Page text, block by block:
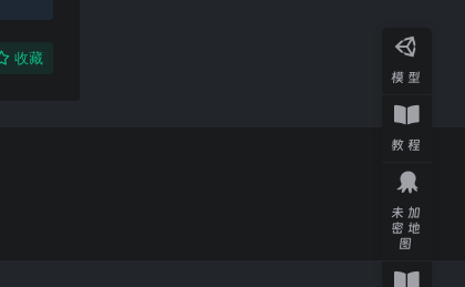
收藏
模型
教程
未加
密地
图